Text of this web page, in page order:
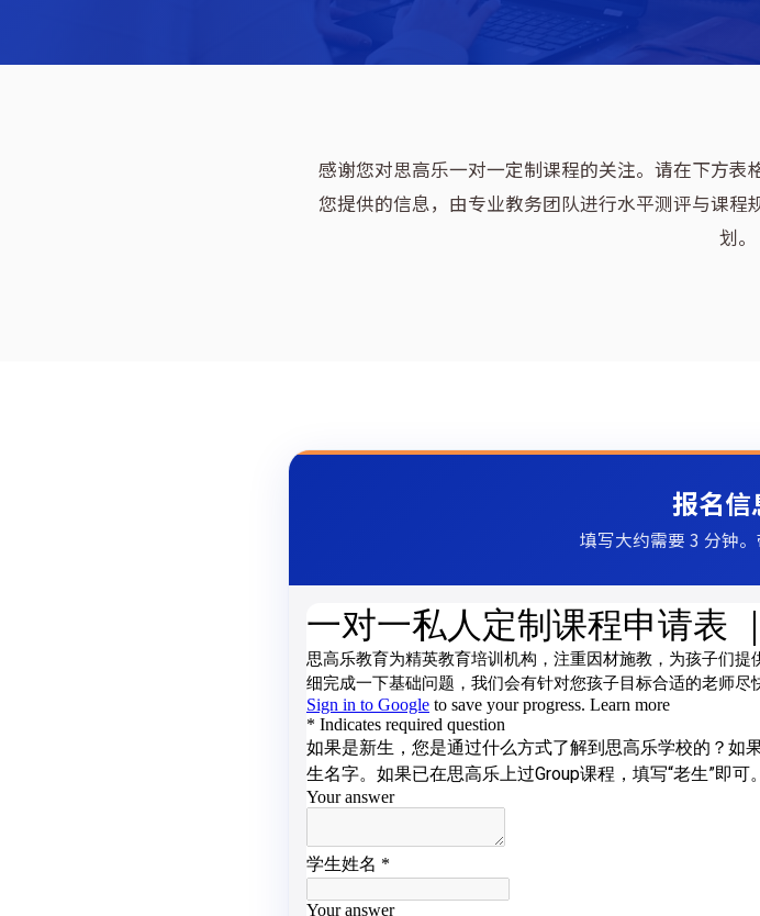
感谢您对思高乐一对一定制课程的关注。请在下方
您提供的信息，由专业教务团队进行水平测评与课
划。
报名信
填写大约需要 3 分钟